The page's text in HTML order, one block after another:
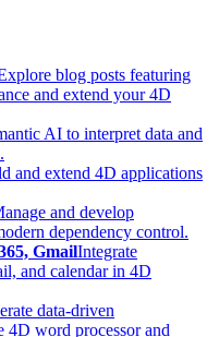
blog posts featuring
and extend your 4D
AI to interpret data and
and extend 4D applications
and develop
dependency control.
GmailIntegrate
and calendar in 4D
data-driven
4D word processor and